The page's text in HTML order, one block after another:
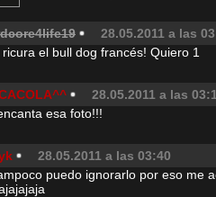
28.05.2011 a las
el bull dog francés! Quiero 1
28.05.2011 a las
esa foto!!!
28.05.2011 a las 03:40
puedo ignorarlo por eso me